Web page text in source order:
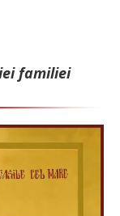
familiei